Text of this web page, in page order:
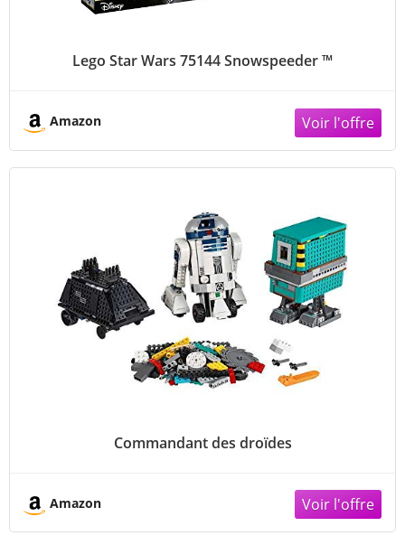
Lego Star Wars 75144 Snowspeeder ™
Amazon
Commandant des droïdes
Amazon